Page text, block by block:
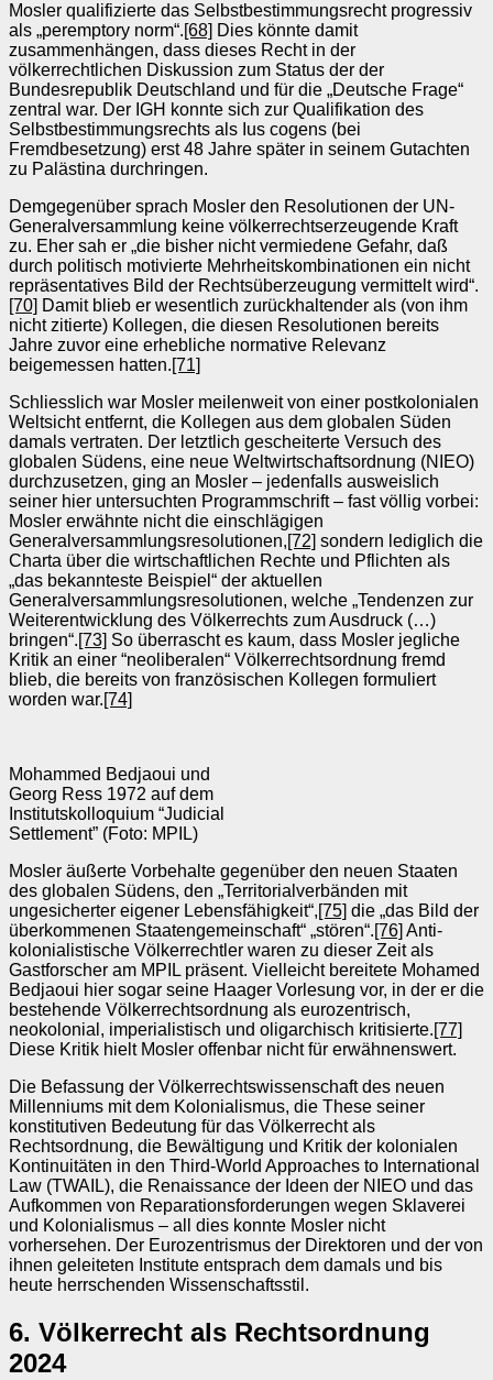
Mosler qualifizierte das Selbstbestimmungsrecht progressiv
als „peremptory norm“.[68] Dies könnte damit
zusammenhängen, dass dieses Recht in der
völkerrechtlichen Diskussion zum Status der der
Bundesrepublik Deutschland und für die „Deutsche Frage“
zentral war. Der IGH konnte sich zur Qualifikation des
Selbstbestimmungsrechts als Ius cogens (bei
Fremdbesetzung) erst 48 Jahre später in seinem Gutachten
zu Palästina durchringen.
Demgegenüber sprach Mosler den Resolutionen der UN-
Generalversammlung keine völkerrechtserzeugende Kraft
zu. Eher sah er „die bisher nicht vermiedene Gefahr, daß
durch politisch motivierte Mehrheitskombinationen ein nicht
repräsentatives Bild der Rechtsüberzeugung vermittelt wird“.
[70] Damit blieb er wesentlich zurückhaltender als (von ihm
nicht zitierte) Kollegen, die diesen Resolutionen bereits
Jahre zuvor eine erhebliche normative Relevanz
beigemessen hatten.[71]
Schliesslich war Mosler meilenweit von einer postkolonialen
Weltsicht entfernt, die Kollegen aus dem globalen Süden
damals vertraten. Der letztlich gescheiterte Versuch des
globalen Südens, eine neue Weltwirtschaftsordnung (NIEO)
durchzusetzen, ging an Mosler – jedenfalls ausweislich
seiner hier untersuchten Programmschrift – fast völlig vorbei:
Mosler erwähnte nicht die einschlägigen
Generalversammlungsresolutionen,[72] sondern lediglich die
Charta über die wirtschaftlichen Rechte und Pflichten als
„das bekannteste Beispiel“ der aktuellen
Generalversammlungsresolutionen, welche „Tendenzen zur
Weiterentwicklung des Völkerrechts zum Ausdruck (…)
bringen“.[73] So überrascht es kaum, dass Mosler jegliche
Kritik an einer “neoliberalen“ Völkerrechtsordnung fremd
blieb, die bereits von französischen Kollegen formuliert
worden war.[74]
Mohammed Bedjaoui und
Georg Ress 1972 auf dem
Institutskolloquium “Judicial
Settlement” (Foto: MPIL)
Mosler äußerte Vorbehalte gegenüber den neuen Staaten
des globalen Südens, den „Territorialverbänden mit
ungesicherter eigener Lebensfähigkeit“,[75] die „das Bild der
überkommenen Staatengemeinschaft“ „stören“.[76] Anti-
kolonialistische Völkerrechtler waren zu dieser Zeit als
Gastforscher am MPIL präsent. Vielleicht bereitete Mohamed
Bedjaoui hier sogar seine Haager Vorlesung vor, in der er die
bestehende Völkerrechtsordnung als eurozentrisch,
neokolonial, imperialistisch und oligarchisch kritisierte.[77]
Diese Kritik hielt Mosler offenbar nicht für erwähnenswert.
Die Befassung der Völkerrechtswissenschaft des neuen
Millenniums mit dem Kolonialismus, die These seiner
konstitutiven Bedeutung für das Völkerrecht als
Rechtsordnung, die Bewältigung und Kritik der kolonialen
Kontinuitäten in den Third-World Approaches to International
Law (TWAIL), die Renaissance der Ideen der NIEO und das
Aufkommen von Reparationsforderungen wegen Sklaverei
und Kolonialismus – all dies konnte Mosler nicht
vorhersehen. Der Eurozentrismus der Direktoren und der von
ihnen geleiteten Institute entsprach dem damals und bis
heute herrschenden Wissenschaftsstil.
6. Völkerrecht als Rechtsordnung
2024